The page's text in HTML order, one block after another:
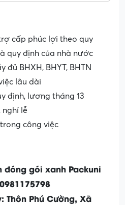
cấp phúc lợi theo quy
quy định của nhà nước
BHXH, BHYT, BHTN
lâu dài
định, lương tháng 13
nghỉ lễ
công việc
đóng gói xanh Packuni
Thôn Phú Cường, Xã